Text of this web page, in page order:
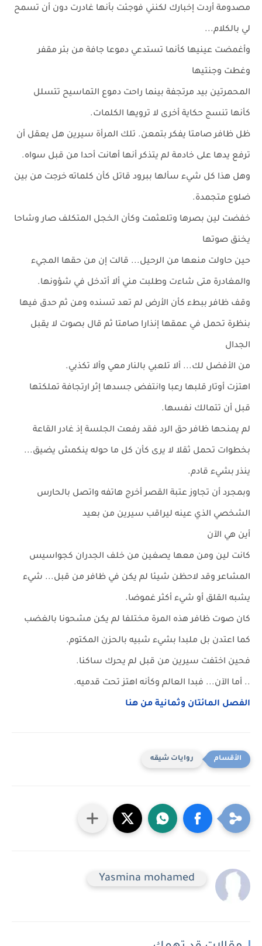
مصدومة أردت إخبارك لكنني فوجئت بأنها غادرت دون أن تسمح
لي بالكلام...
وأغمضت عينيها كأنما تستدعي دموعا جافة من بئر مقفر
وغطت وجنتيها
المحمرتين بيد مرتجفة بينما راحت دموع التماسيح تتسلل
كأنها تنسج حكاية أخرى لا ترويها الكلمات.
ظل ظافر صامتا يفكر بتمعن. تلك المرأة سيرين هل يعقل أن
ترفع يدها على خادمة لم يتذكر أنها أهانت أحدا من قبل سواه.
وهل هذا كل شيء سألها ببرود قاتل كأن كلماته خرجت من بين
ضلوع متجمدة.
خفضت لين بصرها وتلعثمت وكأن الخجل المتكلف صار وشاحا
يخنق صوتها
حين حاولت منعها من الرحيل... قالت إن من حقها المجيء
والمغادرة متى شاءت وطلبت مني ألا أتدخل في شؤونها.
وقف ظافر ببطء كأن الأرض لم تعد تسنده ومن ثم حدق فيها
بنظرة تحمل في عمقها إنذارا صامتا ثم قال بصوت لا يقبل
الجدال
من الأفضل لك... ألا تلعبي بالنار معي وألا تكذبي.
اهتزت أوتار قلبها رعبا وانتفض جسدها إثر ارتجافة تملكتها
قبل أن تتمالك نفسها.
لم يمنحها ظافر حق الرد فقد رفعت الجلسة إذ غادر القاعة
بخطوات تحمل ثقلا لا يرى كأن كل ما حوله ينكمش يضيق...
ينذر بشيء قادم.
وبمجرد أن تجاوز عتبة القصر أخرج هاتفه واتصل بالحارس
الشخصي الذي عينه ليراقب سيرين من بعيد
أين هي الآن
كانت لين ومن معها يصغين من خلف الجدران كجواسيس
المشاعر وقد لاحظن شيئا لم يكن في ظافر من قبل... شيء
يشبه القلق أو شيء أكثر غموضا.
كان صوت ظافر هذه المرة مختلفا لم يكن مشحونا بالغضب
كما اعتدن بل ملبدا بشيء شبيه بالحزن المكتوم.
فحين اختفت سيرين من قبل لم يحرك ساكنا.
.. أما الآن... فبدا العالم وكأنه اهتز تحت قدميه.
الفصل المائتان وثمانية من هنا
روايات شيقه
Yasmina mohamed